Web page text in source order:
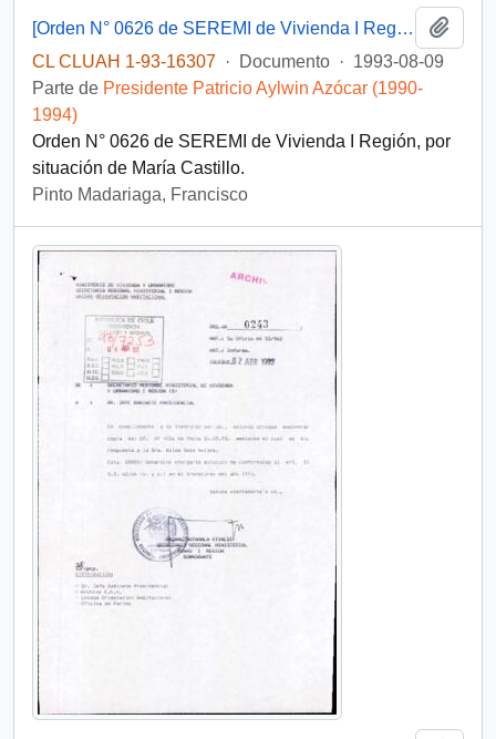
[Orden N° 0626 de SEREMI de Vivienda I Región]
CL CLUAH 1-93-16307 · Documento · 1993-08-09
Parte de Presidente Patricio Aylwin Azócar (1990-
1994)
Orden N° 0626 de SEREMI de Vivienda I Región, por
situación de María Castillo.
Pinto Madariaga, Francisco